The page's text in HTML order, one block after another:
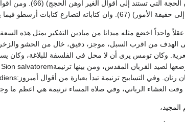
بصراحة محكمة قوية:
كتابات أرسطو فيما يسري فيها كلها من منطق.
عقلاً واحداً اخضع مثله ميدانا من ميادين التفكير بمثل هذه
من اقرب السبل، موجز، دقيق، خال من الحشو
وكان تومس يرى أن لا محل في الفلسفة للبلاغة، وكان
وقت العشاء الرباني، وفي صلاة المساء ترنيمة هي اعظم